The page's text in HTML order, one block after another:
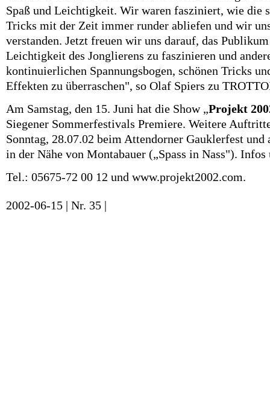
Spaß und Leichtigkeit. Wir waren fasziniert, wie die
Tricks mit der Zeit immer runder abliefen und wir
verstanden. Jetzt freuen wir uns darauf, das
Leichtigkeit des Jonglierens zu faszinieren und
kontinuierlichen Spannungsbogen, schönen Tricks
Effekten zu überraschen", so Olaf Spiers zu
Am Samstag, den 15. Juni hat die Show „Projekt
Siegener Sommerfestivals Premiere. Weitere
Sonntag, 28.07.02 beim Attendorner Gauklerfest und
in der Nähe von Montabauer („Spass in Nass").
Tel.: 05675-72 00 12 und www.projekt2002.com.
2002-06-15 | Nr. 35 |